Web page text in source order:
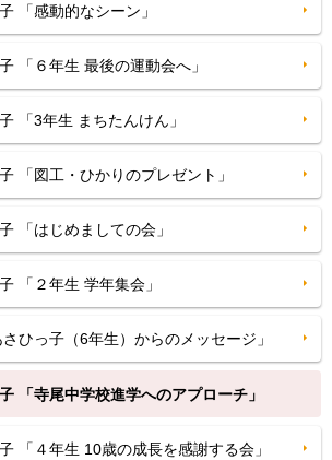
「感動的なシーン」
「６年生 最後の運動会へ」
「3年生 まちたんけん」
「図工・ひかりのプレゼント」
「はじめましての会」
「２年生 学年集会」
ひっ子（6年生）からのメッセージ」
「寺尾中学校進学へのアプローチ」
「４年生 10歳の成長を感謝する会」